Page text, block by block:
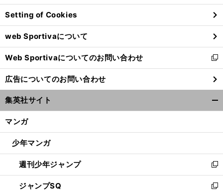
ン
ド
ウ
で
開
く
Setting of Cookies
web Sportivaについて
Web Sportivaについてのお問い合わせ
新
し
い
ウ
ィ
ン
ウ
開
く
広告についてのお問い合わせ
集英社サイト
マンガ
少年マンガ
週刊少年ジャンプ
新
し
い
ジャンプSQ
新